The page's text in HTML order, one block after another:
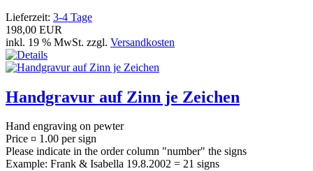
Lieferzeit: 3-4 Tage
198,00 EUR
inkl. 19 % MwSt. zzgl. Versandkosten
Handgravur auf Zinn je Zeichen
Hand engraving on pewter
Price ¤ 1.00 per sign
Please indicate in the order column "number" the signs
Example: Frank & Isabella 19.8.2002 = 21 signs